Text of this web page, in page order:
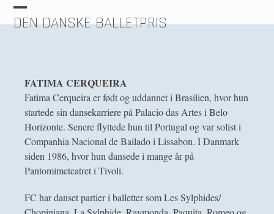
Skip
DEN DANSKE BALLETPRIS
Open
Close
FATIMA CERQUEIRA
Fatima Cerqueira er født og uddannet i Brasilien, hvor hun
startede sin dansekarriere på Palacio das Artes i Belo
Horizonte. Senere flyttede hun til Portugal og var solist i
Companhia Nacional de Bailado i Lissabon. I Danmark
siden 1986, hvor hun dansede i mange år på
Pantomimeteatret i Tivoli.
FC har danset partier i balletter som Les Sylphides/